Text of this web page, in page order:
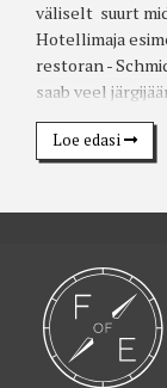
väliselt suurt
Hotellimaja
restoran -
saab veel
Loe edasi